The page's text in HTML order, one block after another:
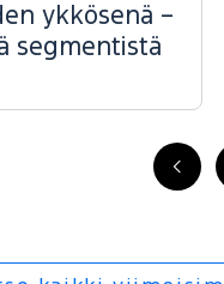
FI
-
ykkösenä –
segmentistä